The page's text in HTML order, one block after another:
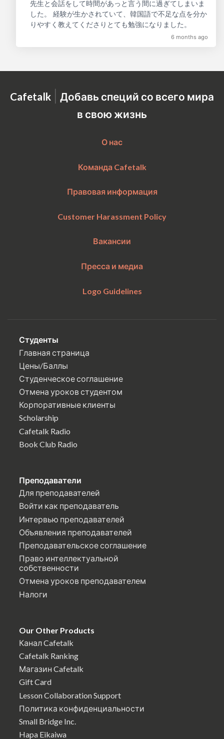
先生と会話をして時間があっと言う間に過ぎてしまいま
した。 経験が生かされていて、韓国語で不足な点を分か
りやすく教えてくださりとても勉強になりました。
6 months ago
Cafetalk | Добавь специй со всего мира
в свою жизнь
О нас
Команда Cafetalk
Правовая информация
Customer Harassment Policy
Вакансии
Пресса и медиа
Logo Guidelines
Студенты
Главная страница
Цены/Баллы
Студенческое соглашение
Отмена уроков студентом
Корпоративные клиенты
Scholarship
Cafetalk Radio
Book Club Radio
Преподаватели
Для преподавателей
Войти как преподаватель
Интервью преподавателей
Объявления преподавателей
Преподавательское соглашение
Право интеллектуальной
собственности
Отмена уроков преподавателем
Налоги
Our Other Products
Канал Cafetalk
Cafetalk Ranking
Магазин Cafetalk
Gift Card
Lesson Collaboration Support
Политика конфиденциальности
Small Bridge Inc.
Hapa Eikaiwa